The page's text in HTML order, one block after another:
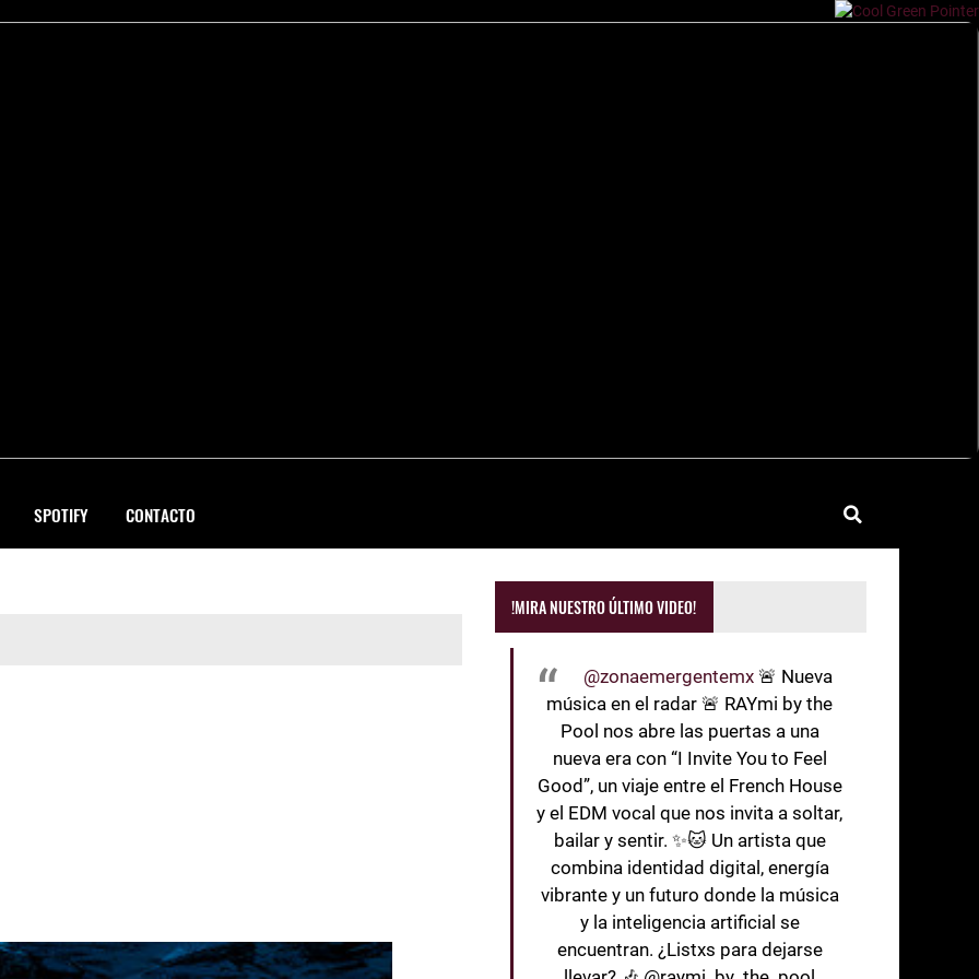
SPOTIFY CONTACTO
!MIRA NUESTRO ÚLTIMO VIDEO!
@zonaemergentemx 🚨 Nueva
música en el radar 🚨 RAYmi by the
Pool nos abre las puertas a una
nueva era con “I Invite You to Feel
Good”, un viaje entre el French House
y el EDM vocal que nos invita a soltar,
bailar y sentir. ✨🐱 Un artista que
combina identidad digital, energía
vibrante y un futuro donde la música
y la inteligencia artificial se
encuentran. ¿Listxs para dejarse